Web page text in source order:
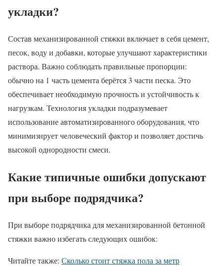
укладки?
Состав механизированной стяжки включает в себя цемент,
песок, воду и добавки, которые улучшают характеристики
раствора. Важно соблюдать правильные пропорции:
обычно на 1 часть цемента берётся 3 части песка. Это
обеспечивает необходимую прочность и устойчивость к
нагрузкам. Технология укладки подразумевает
использование автоматизированного оборудования, что
минимизирует человеческий фактор и позволяет достичь
высокой однородности смеси.
Какие типичные ошибки допускают
при выборе подрядчика?
При выборе подрядчика для механизированной бетонной
стяжки важно избегать следующих ошибок:
Читайте также: Сколько стоит стяжка пола за метр